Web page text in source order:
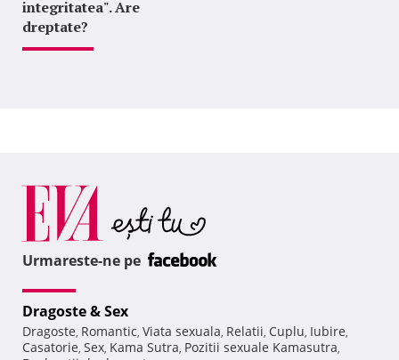
integritatea". Are
dreptate?
Urmareste-ne pe
Dragoste & Sex
Dragoste, Romantic, Viata sexuala, Relatii, Cuplu, Iubire,
Casatorie, Sex, Kama Sutra, Pozitii sexuale Kamasutra,